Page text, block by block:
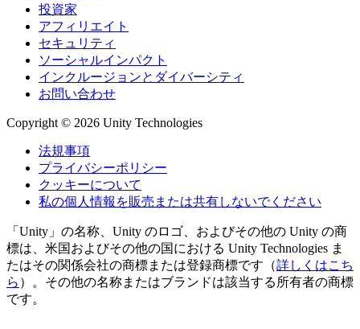
投資家
アフィリエイト
セキュリティ
ソーシャルインパクト
インクルージョンとダイバーシティ
お問い合わせ
Copyright © 2026 Unity Technologies
法規事項
プライバシーポリシー
クッキーについて
私の個人情報を販売または共有しないでください
「Unity」の名称、Unity のロゴ、およびその他の Unity の商
標は、米国およびその他の国における Unity Technologies ま
たはその関係会社の商標または登録商標です（詳しくはこち
ら ）。その他の名称またはブランドは該当する所有者の商標
です。